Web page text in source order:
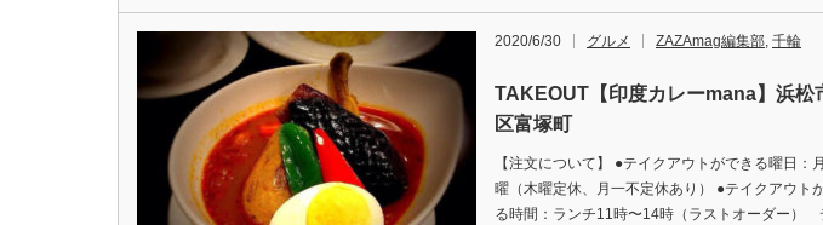
2020/6/30 グルメ ZAZAmag編集部, 千輪
TAKEOUT【印度カレーmana】浜松
区富塚町
【注文について】 ●テイクアウトができる曜日：
曜（木曜定休、月一不定休あり） ●テイクアウト
る時間：ランチ11時〜14時（ラストオーダー）